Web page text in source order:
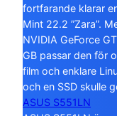
fortfarande klarar
Mint 22.2 ”Zara”.
NVIDIA GeForce
GB passar den för
film och enklare
och en SSD skulle
ASUS S551LN